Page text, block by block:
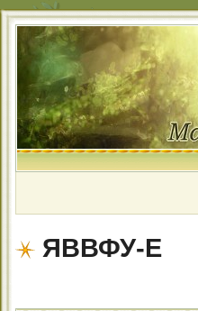
ЯВВФУ-Е